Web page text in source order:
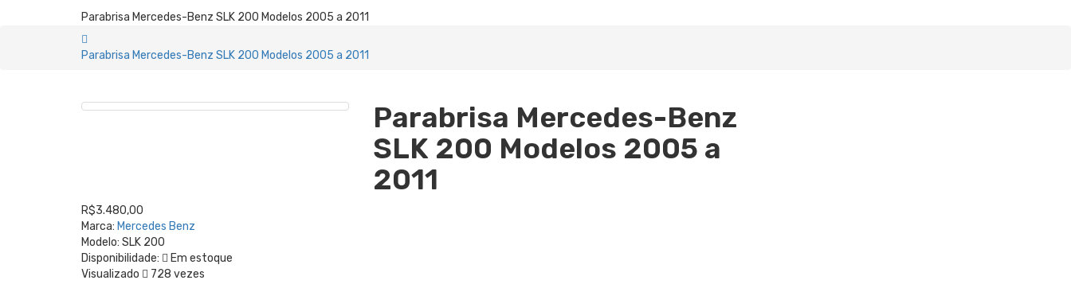
Parabrisa Mercedes-Benz SLK 200 Modelos 2005 a 2011
Parabrisa Mercedes-Benz SLK 200 Modelos 2005 a 2011
Parabrisa Mercedes-Benz
SLK 200 Modelos 2005 a
2011
R$3.480,00
Marca: Mercedes Benz
Modelo: SLK 200
Disponibilidade:
Em estoque
Visualizado
728 vezes